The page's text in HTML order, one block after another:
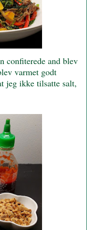
confiterede and blev
varmet godt
jeg ikke tilsatte salt,